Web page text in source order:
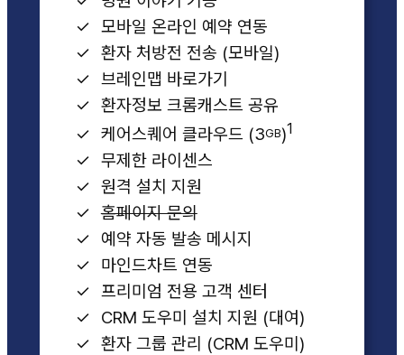
모바일 온라인 예약 연동
환자 처방전 전송 (모바일)
브레인맵 바로가기
환자정보 크롬캐스트 공유
케어스퀘어 클라우드 (3GB)1
무제한 라이센스
원격 설치 지원
홈페이지 문의
예약 자동 발송 메시지
마인드차트 연동
프리미엄 전용 고객 센터
CRM 도우미 설치 지원 (대여)
환자 그룹 관리 (CRM 도우미)